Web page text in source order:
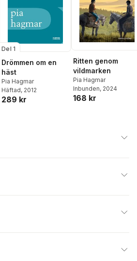
Del 1
Drömmen om en
häst
Pia Hagmar
Häftad, 2012
289 kr
Ritten genom
vildmarken
Pia Hagmar
Inbunden, 2024
168 kr